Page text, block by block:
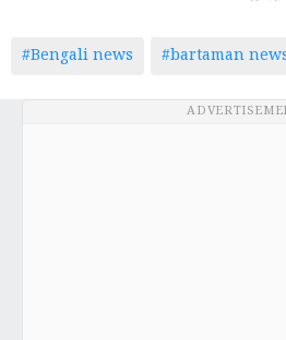
#Bengali news #bartaman